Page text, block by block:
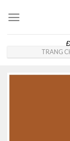
TRANG